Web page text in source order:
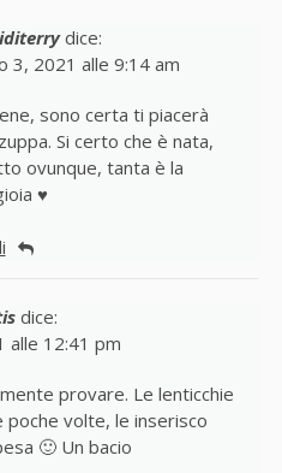
dice:
3, 2021 alle 9:14 am
sono certa ti piacerà
Si certo che è nata,
ovunque, tanta è la
♥
dice:
alle 12:41 pm
provare. Le lenticchie
volte, le inserisco
🙂 Un bacio